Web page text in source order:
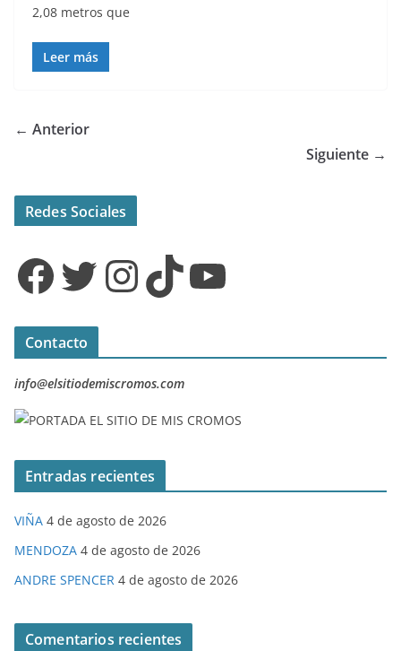
2,08 metros que
Leer más
← Anterior
Siguiente →
Redes Sociales
Facebook Twitter InstagramTikTok YouTube
Contacto
info@elsitiodemiscromos.com
Entradas recientes
VIÑA 4 de agosto de 2026
MENDOZA 4 de agosto de 2026
ANDRE SPENCER 4 de agosto de 2026
Comentarios recientes